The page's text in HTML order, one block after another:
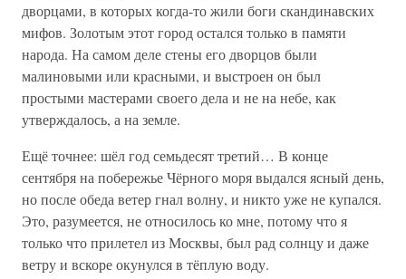
дворцами, в которых когда-то жили боги скандинавских
мифов. Золотым этот город остался только в памяти
народа. На самом деле стены его дворцов были
малиновыми или красными, и выстроен он был
простыми мастерами своего дела и не на небе, как
утверждалось, а на земле.
Ещё точнее: шёл год семьдесят третий… В конце
сентября на побережье Чёрного моря выдался ясный день,
но после обеда ветер гнал волну, и никто уже не купался.
Это, разумеется, не относилось ко мне, потому что я
только что прилетел из Москвы, был рад солнцу и даже
ветру и вскоре окунулся в тёплую воду.